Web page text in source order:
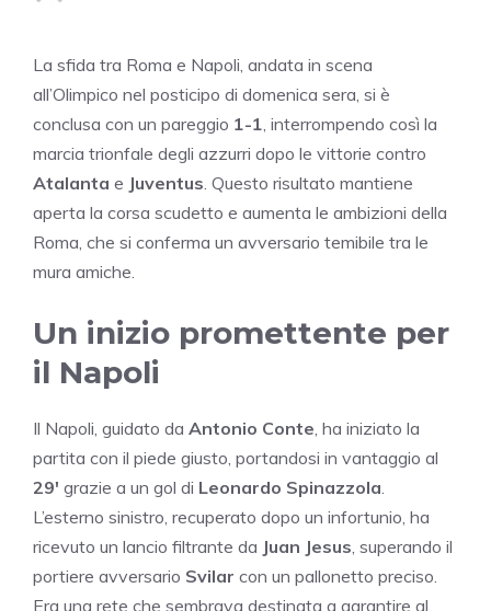
La sfida tra Roma e Napoli, andata in scena
all’Olimpico nel posticipo di domenica sera, si è
conclusa con un pareggio 1-1 , interrompendo così la
marcia trionfale degli azzurri dopo le vittorie contro
Atalanta e Juventus . Questo risultato mantiene
aperta la corsa scudetto e aumenta le ambizioni della
Roma, che si conferma un avversario temibile tra le
mura amiche.
Un inizio promettente per
il Napoli
Il Napoli, guidato da Antonio Conte , ha iniziato la
partita con il piede giusto, portandosi in vantaggio al
29′ grazie a un gol di Leonardo Spinazzola
L’esterno sinistro, recuperato dopo un infortunio, ha
ricevuto un lancio filtrante da Juan Jesus , superando il
portiere avversario Svilar con un pallonetto preciso.
Era una rete che sembrava destinata a garantire al